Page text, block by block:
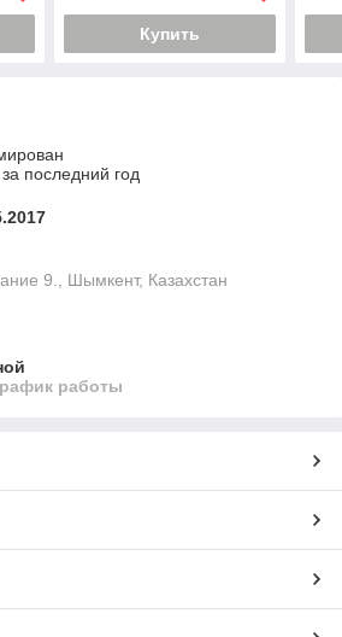
Купить
последний год
9., Шымкент, Казахстан
работы